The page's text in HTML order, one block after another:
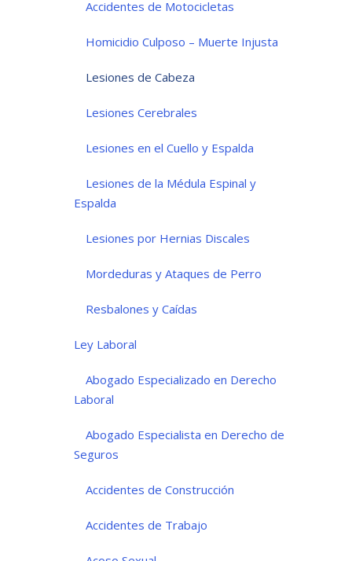
Accidentes de Motocicletas
Homicidio Culposo – Muerte Injusta
Lesiones de Cabeza
Lesiones Cerebrales
Lesiones en el Cuello y Espalda
Lesiones de la Médula Espinal y
Espalda
Lesiones por Hernias Discales
Mordeduras y Ataques de Perro
Resbalones y Caídas
Ley Laboral
Abogado Especializado en Derecho
Laboral
Abogado Especialista en Derecho de
Seguros
Accidentes de Construcción
Accidentes de Trabajo